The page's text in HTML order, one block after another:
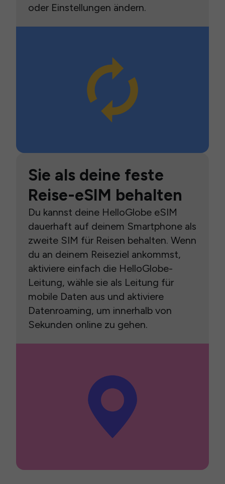
oder Einstellungen ändern.
Sie als deine feste
Reise-eSIM behalten
Du kannst deine HelloGlobe eSIM
dauerhaft auf deinem Smartphone als
zweite SIM für Reisen behalten. Wenn
du an deinem Reiseziel ankommst,
aktiviere einfach die HelloGlobe-
Leitung, wähle sie als Leitung für
mobile Daten aus und aktiviere
Datenroaming, um innerhalb von
Sekunden online zu gehen.